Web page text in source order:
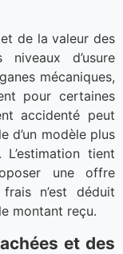
de la valeur des
d’usure
mécaniques,
pour certaines
accidenté peut
d’un modèle plus
tient
une offre
n’est déduit
montant reçu.
et des